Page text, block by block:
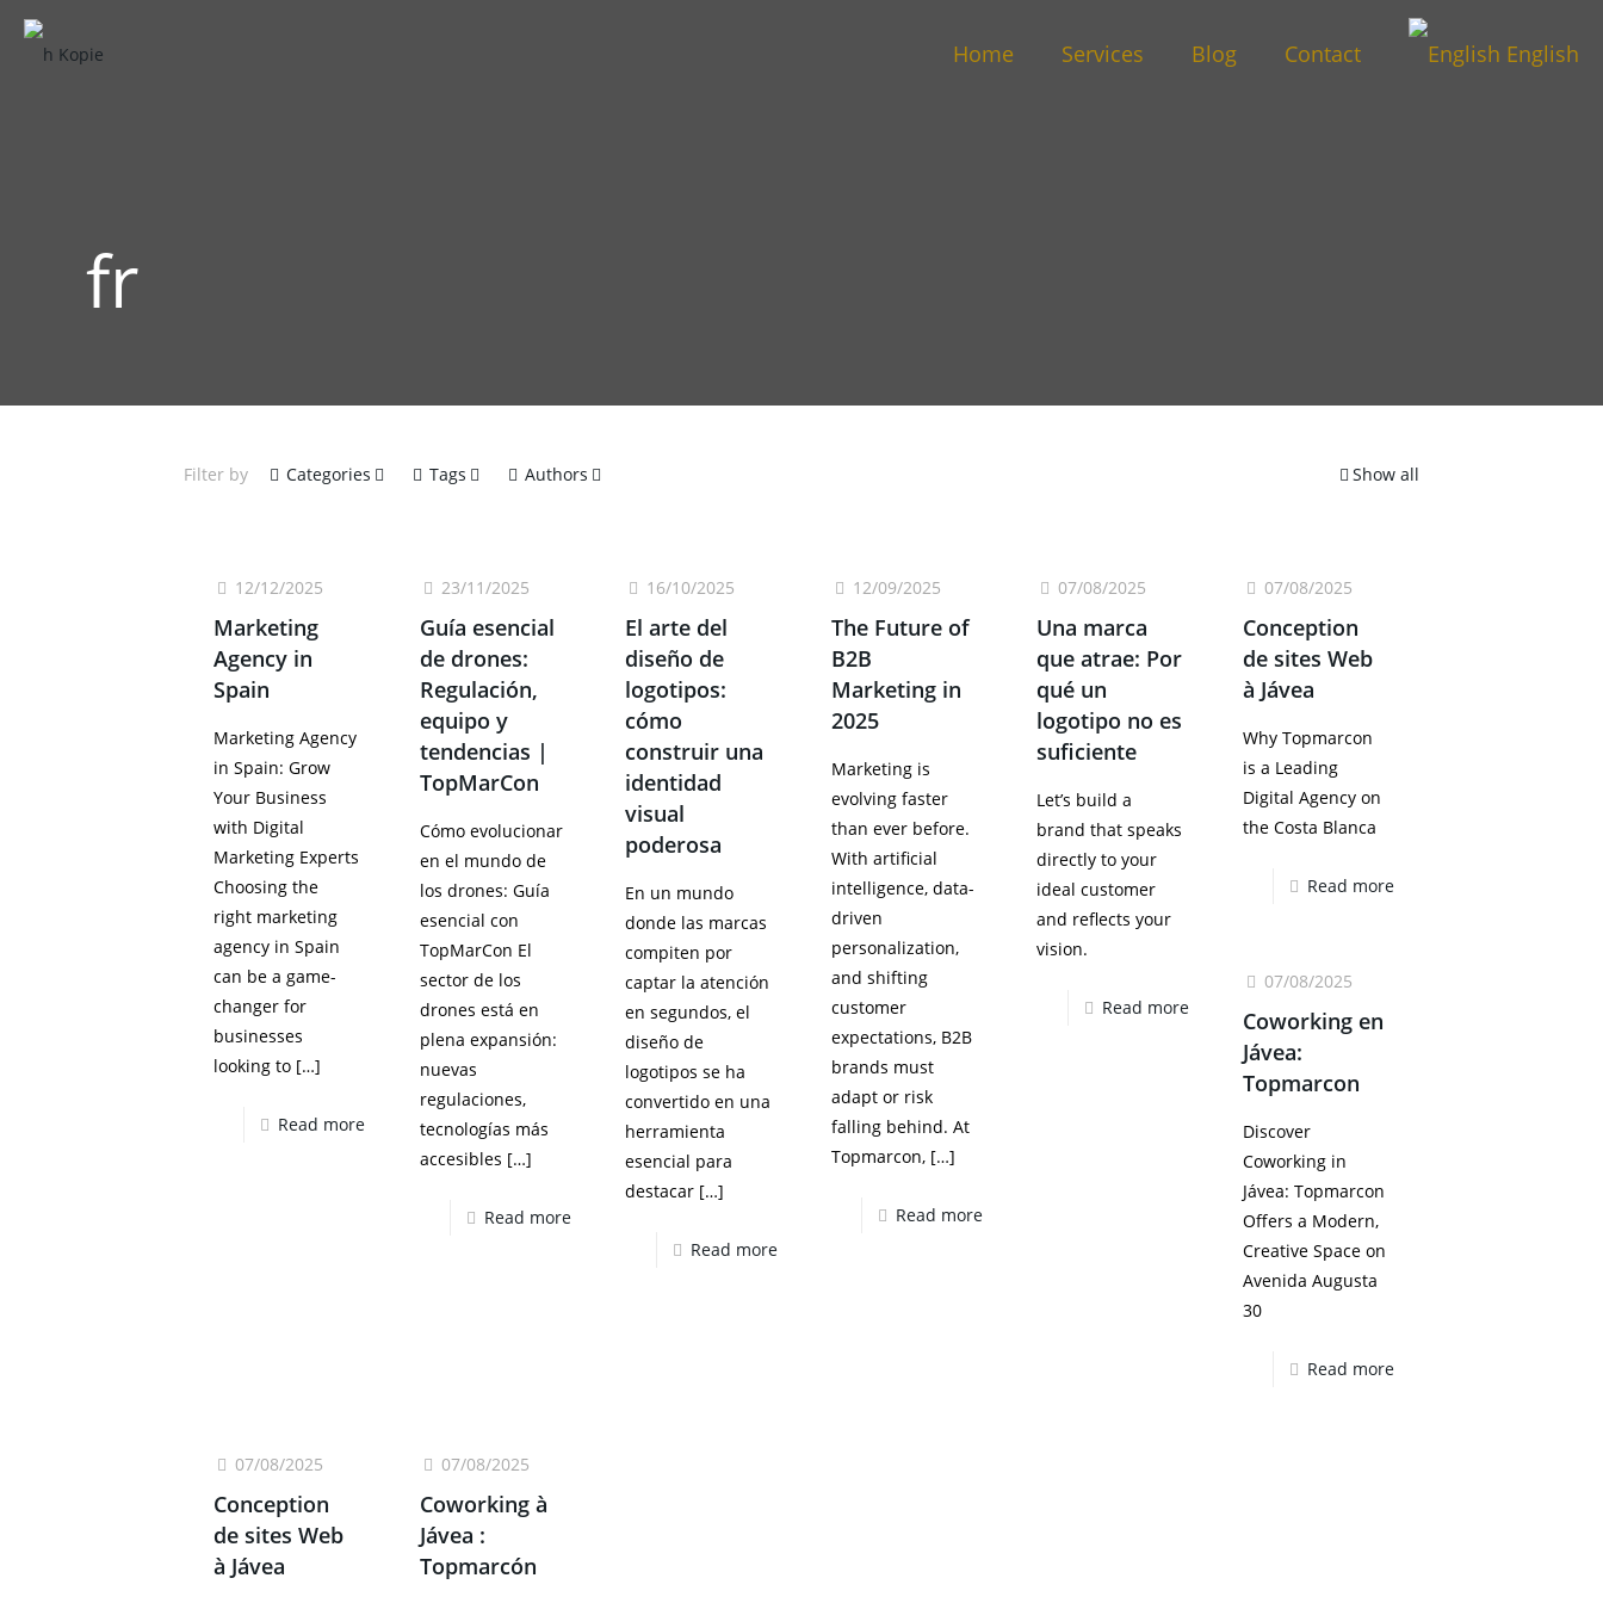
Home Services Blog Contact English
fr
Filter by Categories Tags Authors Show all
12/12/2025
Marketing
Agency in
Spain
Marketing Agency
in Spain: Grow
Your Business
with Digital
Marketing Experts
Choosing the
right marketing
agency in Spain
can be a game-
changer for
businesses
looking to […]
Read more
23/11/2025
Guía esencial
de drones:
Regulación,
equipo y
tendencias |
TopMarCon
Cómo evolucionar
en el mundo de
los drones: Guía
esencial con
TopMarCon El
sector de los
drones está en
plena expansión:
nuevas
regulaciones,
tecnologías más
accesibles […]
Read more
16/10/2025
El arte del
diseño de
logotipos:
cómo
construir una
identidad
visual
poderosa
En un mundo
donde las marcas
compiten por
captar la atención
en segundos, el
diseño de
logotipos se ha
convertido en una
herramienta
esencial para
destacar […]
Read more
12/09/2025
The Future of
B2B
Marketing in
2025
Marketing is
evolving faster
than ever before.
With artificial
intelligence, data-
driven
personalization,
and shifting
customer
expectations, B2B
brands must
adapt or risk
falling behind. At
Topmarcon,[…]
Read more
07/08/2025
Una marca
que atrae: Por
qué un
logotipo no es
suficiente
Let’s build a
brand that speaks
directly to your
ideal customer
and reflects your
vision.
Read more
07/08/2025
Conception
de sites Web
à Jávea
Why Topmarcon
is a Leading
Digital Agency on
the Costa Blanca
Read more
07/08/2025
Coworking en
Jávea:
Topmarcon
Discover
Coworking in
Jávea: Topmarcon
Offers a Modern,
Creative Space on
Avenida Augusta
30
Read more
07/08/2025
Conception
de sites Web
à Jávea
07/08/2025
Coworking à
Jávea :
Topmarcón